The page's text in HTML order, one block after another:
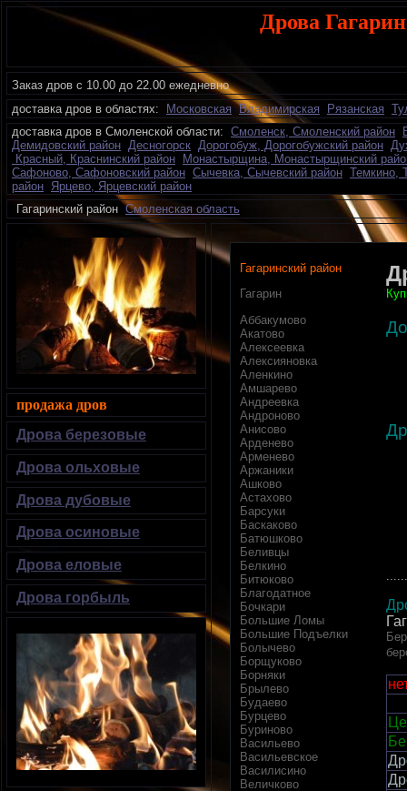
Дрова
Заказ дров с 10.00 до 22.00 ежедневно
доставка дров в областях:
Московская Владимирская Рязанская
доставка дров в Смоленской области: Смоленск, Смоленский район
Демидовский район Десногорск Дорогобуж, Дорогобужский район
Красный, Краснинский район
Монастырщина, Монастырщинский
Сафоново, Сафоновский район Сычевка, Сычевский район Темкино,
район Ярцево, Ярцевский район
Гагаринский районСмоленская область
Гагаринский район
Гагарин
Аббакумово
Акатово
Алексеевка
Алексияновка
Аленкино
Амшарево
Андреевка
Андроново
Анисово
Арденево
Арменево
Аржаники
Ашково
Астахово
Барсуки
Баскаково
Батюшково
Беливцы
Белкино
Битюково
Благодатное
Бочкари
Большие Ломы
Большие Подъелки
Болычево
Борщуково
Борняки
Брылево
Будаево
Бурцево
Буриново
Васильево
Васильевское
Василисино
Величково
продажа дров
Дрова березовые
Дрова ольховые
Дрова дубовые
Дрова осиновые
Дрова еловые
Дрова горбыль